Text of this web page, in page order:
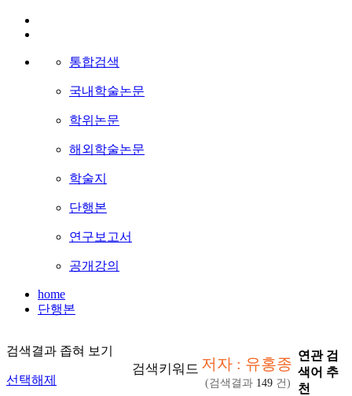
통합검색
국내학술논문
학위논문
해외학술논문
학술지
단행본
연구보고서
공개강의
home
단행본
검색결과 좁혀 보기
선택해제
검색키워드 저자 : 유홍종
(검색결과 149 건)
연관 검
색어 추
천